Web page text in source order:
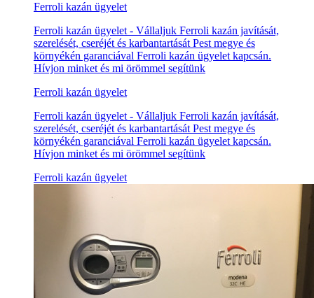
Ferroli kazán ügyelet
Ferroli kazán ügyelet - Vállaljuk Ferroli kazán javítását,
szerelését, cseréjét és karbantartását Pest megye és
környékén garanciával Ferroli kazán ügyelet kapcsán.
Hívjon minket és mi örömmel segítünk
Ferroli kazán ügyelet
Ferroli kazán ügyelet - Vállaljuk Ferroli kazán javítását,
szerelését, cseréjét és karbantartását Pest megye és
környékén garanciával Ferroli kazán ügyelet kapcsán.
Hívjon minket és mi örömmel segítünk
Ferroli kazán ügyelet